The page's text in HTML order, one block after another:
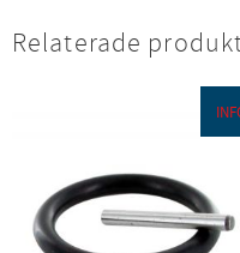
Relaterade